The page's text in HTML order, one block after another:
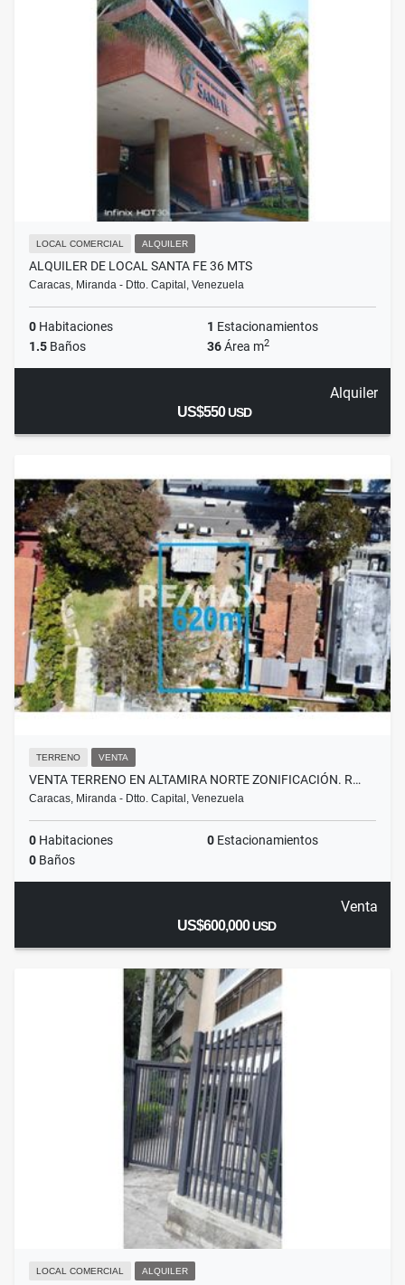
LOCAL COMERCIAL ALQUILER
ALQUILER DE LOCAL SANTA FE 36 MTS
Caracas, Miranda - Dtto. Capital, Venezuela
0 Habitaciones 1 Estacionamientos
1.5 Baños 36Área m2
Alquiler
US$550USD
TERRENO VENTA
VENTA TERRENO EN ALTAMIRA NORTE ZONIFICACIÓN. R…
Caracas, Miranda - Dtto. Capital, Venezuela
0 Habitaciones 0 Estacionamientos
0 Baños
Venta
US$600,000USD
LOCAL COMERCIAL ALQUILER